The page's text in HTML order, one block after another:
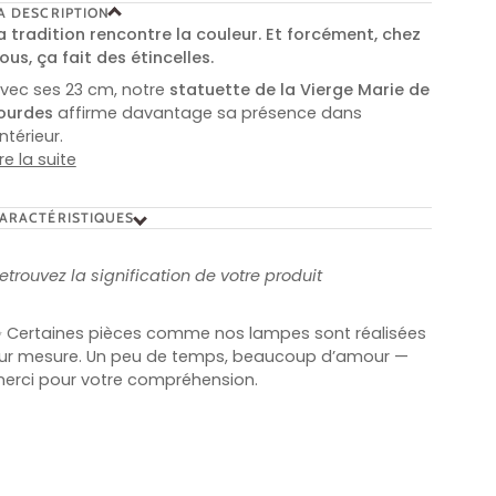
DESCRIPTION
tradition rencontre la couleur. Et forcément, chez
ça fait des étincelles.
ses 23 cm, notre statuette de la Vierge Marie de
affirme davantage sa présence dans
la suite
la signification de votre produit
Certaines pièces comme nos lampes sont réalisées
mesure. Un peu de temps, beaucoup d’amour —
pour votre compréhension.